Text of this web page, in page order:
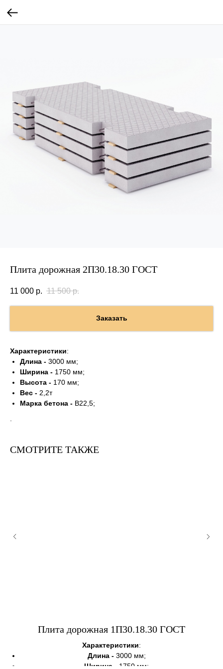
Плита дорожная 2П30.18.30 ГОСТ
11 000 р. 11 500 р.
Заказать
Характеристики:
Длина - 3000 мм;
Ширина - 1750 мм;
Высота - 170 мм;
Вес - 2,2т
Марка бетона - B22,5;
СМОТРИТЕ ТАКЖЕ
Плита дорожная 1П30.18.30 ГОСТ
Характеристики:
Длина -3000 мм;
Ширина -
1750 мм;